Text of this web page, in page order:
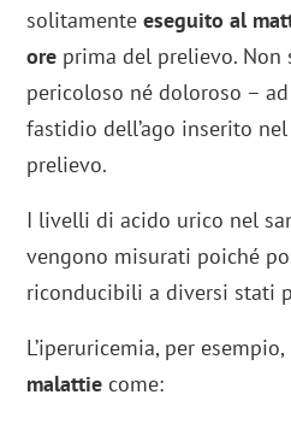
solitamenteeseguito al
ore prima del prelievo.
pericoloso né doloroso –
fastidio dell’ago inserito
prelievo.
I livelli di acido urico nel
vengono misurati poiché
riconducibili a diversi stati
L’iperuricemia, per
malattie come: